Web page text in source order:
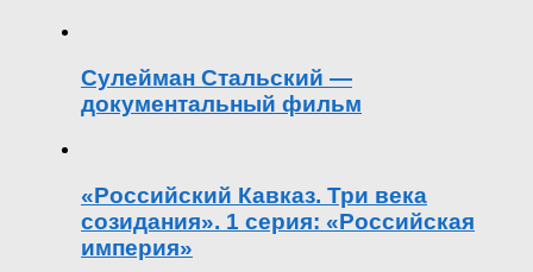
Сулейман Стальский —
документальный фильм
«Российский Кавказ. Три века
созидания». 1 серия: «Российская
империя»